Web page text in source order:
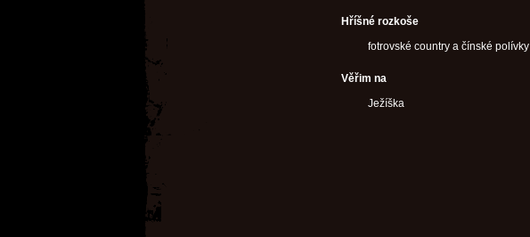
Hříšné rozkoše
fotrovské country a čínské polívky
Věřim na
Ježíška